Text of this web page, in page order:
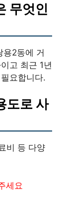
무엇인
용2동에 거
고 최근 1년
요합니다.
도로 사
비 등 다양
세요